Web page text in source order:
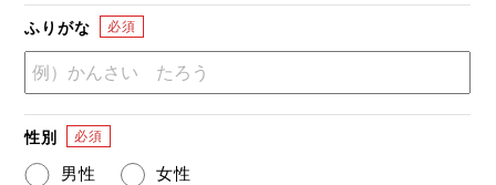
ふりがな
性別
男性 女性